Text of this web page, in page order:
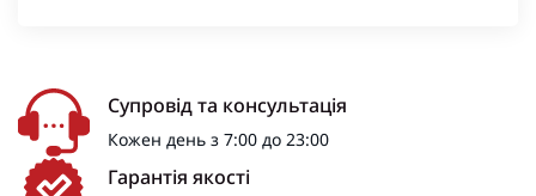
Супровід та консультація
Кожен день з 7:00 до 23:00
Гарантія якості